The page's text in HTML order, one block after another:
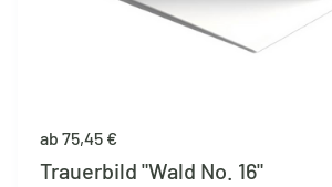
ab 75,45 €
Trauerbild "Wald No. 16"